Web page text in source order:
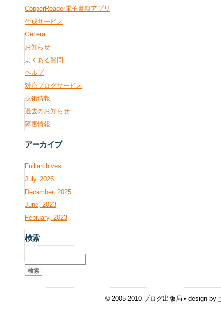
CopperReader電子書籍アプリ
生成サービス
General
お知らせ
よくある質問
ヘルプ
対応ブログサービス
技術情報
過去のお知らせ
障害情報
アーカイブ
Full archives
July, 2026
December, 2025
June, 2023
February, 2023
検索
© 2005-2010 ブログ出版局 • design by